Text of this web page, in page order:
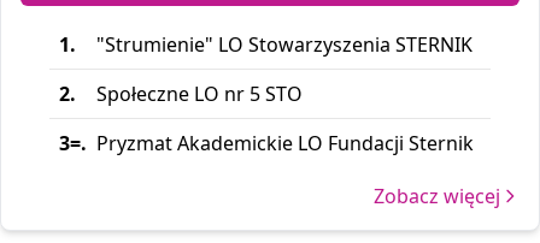
1.
"Strumienie" LO Stowarzyszenia STERNIK
2.
Społeczne LO nr 5 STO
3=. Pryzmat Akademickie LO Fundacji Sternik
Zobacz więcej